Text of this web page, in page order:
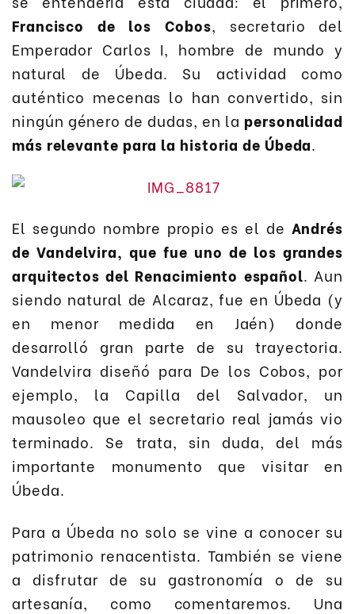
Francisco de los Cobos, secretario del
Emperador Carlos I, hombre de mundo y
natural de Úbeda. Su actividad como
auténtico mecenas lo han convertido, sin
ningún género de dudas, en la personalidad
más relevante para la historia de Úbeda.
El segundo nombre propio es el de Andrés
de Vandelvira, que fue uno de los grandes
arquitectos del Renacimiento español. Aun
siendo natural de Alcaraz, fue en Úbeda (y
en menor medida en Jaén) donde
desarrolló gran parte de su trayectoria.
Vandelvira diseñó para De los Cobos, por
ejemplo, la Capilla del Salvador, un
mausoleo que el secretario real jamás vio
terminado. Se trata, sin duda, del más
importante monumento que visitar en
Úbeda.
Para a Úbeda no solo se vine a conocer su
patrimonio renacentista. También se viene
a disfrutar de su gastronomía o de su
artesanía, como comentaremos. Una